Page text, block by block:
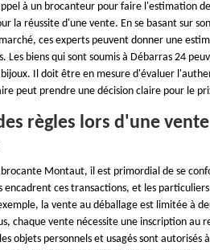
à un brocanteur pour faire l'estimation
la réussite d'une vente. En se basant sur
ces experts peuvent donner une
Les biens qui sont soumis à Débarras 24
bijoux. Il doit être en mesure d'évaluer
peut prendre une décision claire pour le
règles lors d'une
brocante Montaut, il est primordial de se
encadrent ces transactions, et les
la vente au déballage est limitée à
chaque vente nécessite une inscription au
objets personnels et usagés sont autorisés